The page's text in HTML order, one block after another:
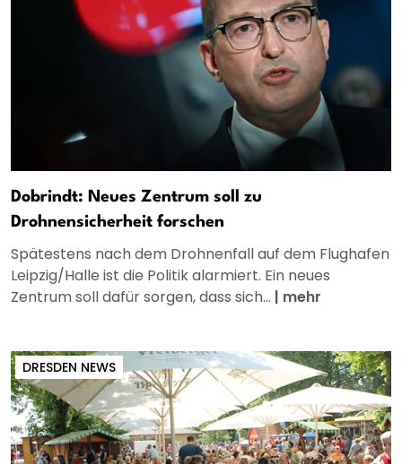
Dobrindt: Neues Zentrum soll zu
Drohnensicherheit forschen
Spätestens nach dem Drohnenfall auf dem Flughafen
Leipzig/Halle ist die Politik alarmiert. Ein neues
Zentrum soll dafür sorgen, dass sich... | mehr
DRESDEN NEWS